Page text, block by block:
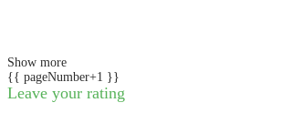
Show more
{{ pageNumber+1 }}
Leave your rating